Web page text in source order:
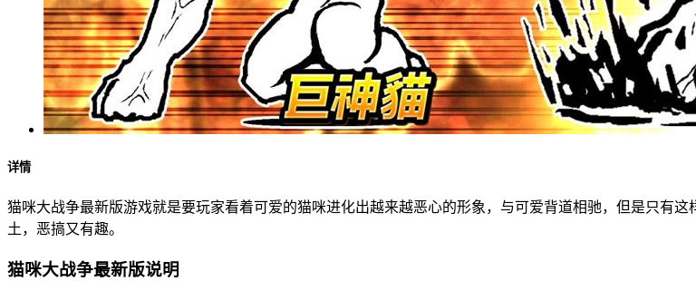
详情
猫咪大战争最新版游戏就是要玩家看着可爱的猫咪进化出越来越恶心的形象，与可爱背道相驰，但是只有
土，恶搞又有趣。
猫咪大战争最新版说明